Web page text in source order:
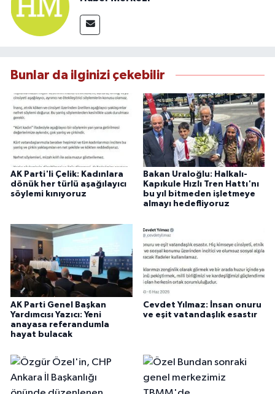
Bunlar da ilginizi çekebilir
AK Parti'li Çelik: Kadınlara
dönük her türlü aşağılayıcı
söylemi kınıyoruz
Bakan Uraloğlu: Halkalı-
Kapıkule Hızlı Tren Hattı'nı
bu yıl bitmeden işletmeye
almayı hedefliyoruz
AK Parti Genel Başkan
Yardımcısı Yazıcı: Yeni
anayasa referandumla
hayat bulacak
Cevdet Yılmaz: İnsan onuru
ve eşit vatandaşlık esastır